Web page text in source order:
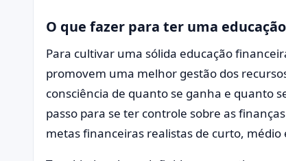
O que fazer para ter uma
Para cultivar uma sólida educação
promovem uma melhor gestão dos
consciência de quanto se ganha e quanto
passo para se ter controle sobre as
metas financeiras realistas de curto, médio